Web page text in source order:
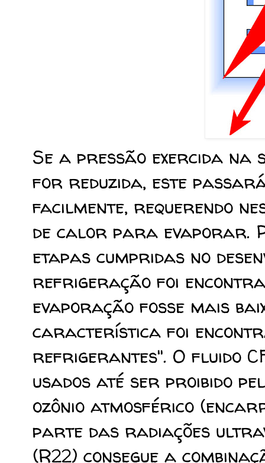
Se a pressão exercida na
for reduzida, este
facilmente, requerendo
de calor para evaporar.
etapas cumpridas no
refrigeração foi
evaporação fosse mais
característica foi
refrigerantes". O fluido
usados até ser proibido
ozônio atmosférico
parte das radiações
(R22) consegue a